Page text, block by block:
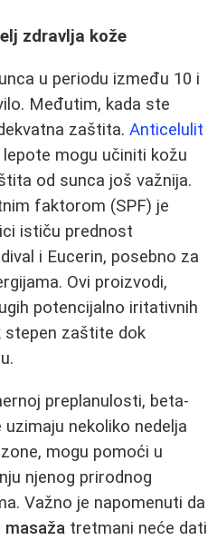
zdravlja kože
u periodu između 10 i
Međutim, kada ste
zaštita. Anticelulit
mogu učiniti kožu
od sunca još važnija.
faktorom (SPF) je
ističu prednost
i Eucerin, posebno za
Ovi proizvodi,
potencijalno iritativnih
stepen zaštite dok
preplanulosti, beta-
nekoliko nedelja
mogu pomoći u
njenog prirodnog
Važno je napomenuti da
tretmani neće dati